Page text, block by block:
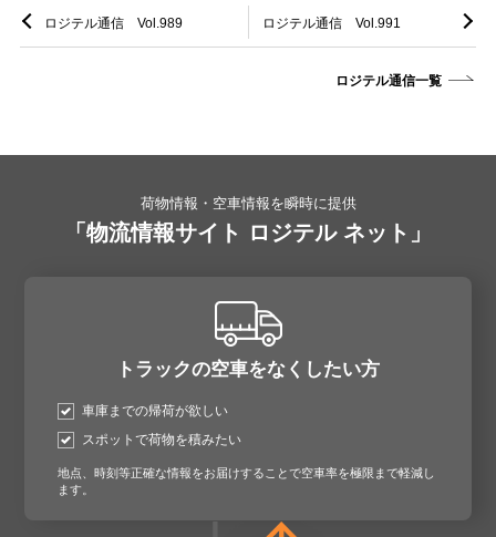
ロジテル通信 Vol.989 ロジテル通信 Vol.991
ロジテル通信一覧
荷物情報・空車情報を瞬時に提供
「物流情報サイト ロジテル ネット」
トラックの空車をなくしたい方
車庫までの帰荷が欲しい
スポットで荷物を積みたい
地点、時刻等正確な情報をお届けすることで空車率を極限まで軽減し
ます。